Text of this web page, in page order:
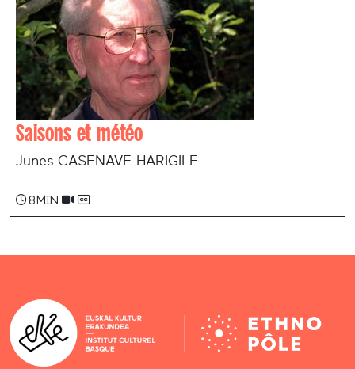
Saisons et météo
Junes CASENAVE-HARIGILE
8 min